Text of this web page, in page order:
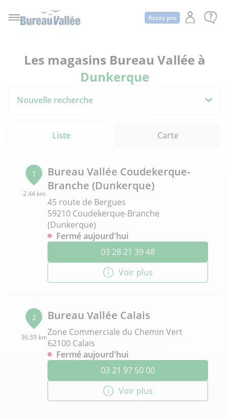
Accès pro
Les magasins Bureau Vallée à
Dunkerque
Nouvelle recherche
Liste Carte
1
2.44 km
Bureau Vallée Coudekerque-
Branche (Dunkerque)
45 route de Bergues
59210 Coudekerque-Branche
(Dunkerque)
Fermé aujourd'hui
03 28 21 39 48
Voir plus
2
36.59 km
Bureau Vallée Calais
Zone Commerciale du Chemin Vert
62100 Calais
Fermé aujourd'hui
03 21 97 50 00
Voir plus